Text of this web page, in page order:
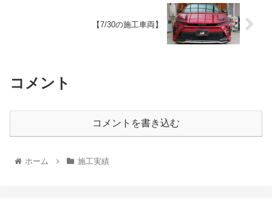
【7/30の施工車両】
コメント
コメントを書き込む
ホーム 施工実績